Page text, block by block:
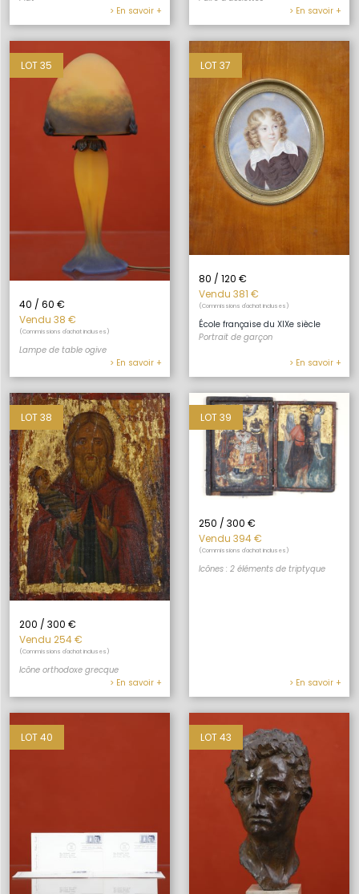
> En savoir +
> En savoir +
LOT 35
40 / 60 €
Vendu 38 €
(Commissions d'achat incluses)
Lampe de table ogive
> En savoir +
LOT 37
80 / 120 €
Vendu 381 €
(Commissions d'achat incluses)
École française du XIXe siècle
Portrait de garçon
> En savoir +
LOT 38
200 / 300 €
Vendu 254 €
(Commissions d'achat incluses)
Icône orthodoxe grecque
> En savoir +
LOT 39
250 / 300 €
Vendu 394 €
(Commissions d'achat incluses)
Icônes : 2 éléments de triptyque
> En savoir +
LOT 40 LOT 43